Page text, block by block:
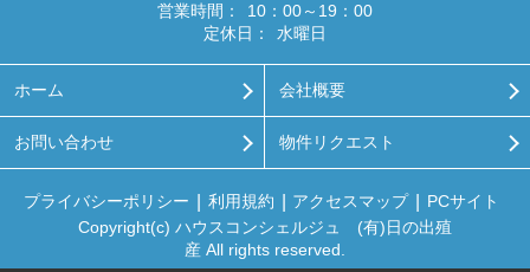
営業時間：
10：00～19：00
定休日：
水曜日
ホーム 会社概要
お問い合わせ 物件リクエスト
プライバシーポリシー 利用規約 アクセスマップ
PCサイト
Copyright(c) ハウスコンシェルジュ (有)日の出殖
産 All rights reserved.